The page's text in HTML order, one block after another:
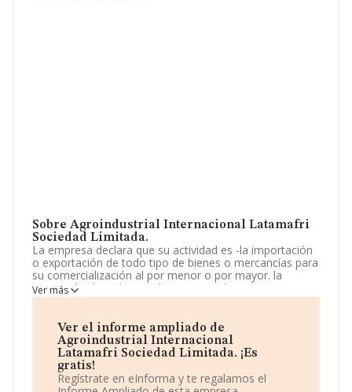
Sobre Agroindustrial Internacional Latamafri
Sociedad Limitada.
La empresa declara que su actividad es -la importación
o exportación de todo tipo de bienes o mercancías para
su comercialización al por menor o por mayor. la
prestación de todo tipo de servicios técnicos y
profesionales en materia agrícola, silvícola y
comercialización nacional. La empresa aparece inscrita
en el Registro Mercantil como Sociedad Limitada. Su
actividad CNAE es 'Actividades de apoyo a la agricultura'
con código 0161. La sociedad es importadora y
exportadora.
Ver más
Ver el informe ampliado de
Agroindustrial Internacional
Latamafri Sociedad Limitada. ¡Es
gratis!
Regístrate en eInforma y te regalamos el